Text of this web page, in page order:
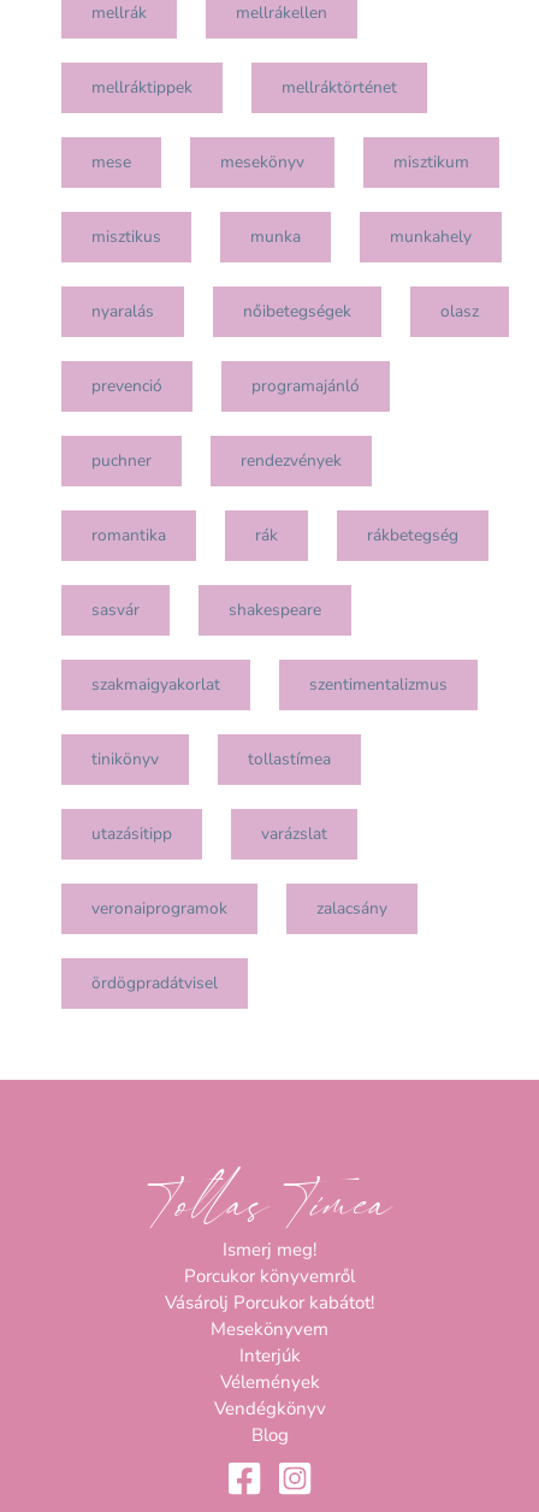
mellrák mellrákellen
mellráktippek mellráktörténet
mese mesekönyv misztikum
misztikus munka munkahely
nyaralás nőibetegségek olasz
prevenció programajánló
puchner rendezvények
romantika rák rákbetegség
sasvár shakespeare
szakmaigyakorlat szentimentalizmus
tinikönyv tollastímea
utazásitipp varázslat
veronaiprogramok zalacsány
ördögpradátvisel
Tollas Tímea
Ismerj meg!
Porcukor könyvemről
Vásárolj Porcukor kabátot!
Mesekönyvem
Interjúk
Vélemények
Vendégkönyv
Blog